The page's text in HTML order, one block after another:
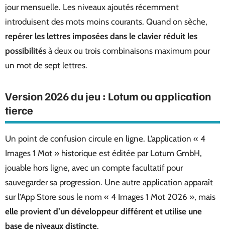
jour mensuelle. Les niveaux ajoutés récemment
introduisent des mots moins courants. Quand on sèche,
repérer les lettres imposées dans le clavier réduit les
possibilités à deux ou trois combinaisons maximum pour
un mot de sept lettres.
Version 2026 du jeu : Lotum ou application
tierce
Un point de confusion circule en ligne. L’application « 4
Images 1 Mot » historique est éditée par Lotum GmbH,
jouable hors ligne, avec un compte facultatif pour
sauvegarder sa progression. Une autre application apparaît
sur l’App Store sous le nom « 4 Images 1 Mot 2026 », mais
elle provient d’un développeur différent et utilise une
base de niveaux distincte.